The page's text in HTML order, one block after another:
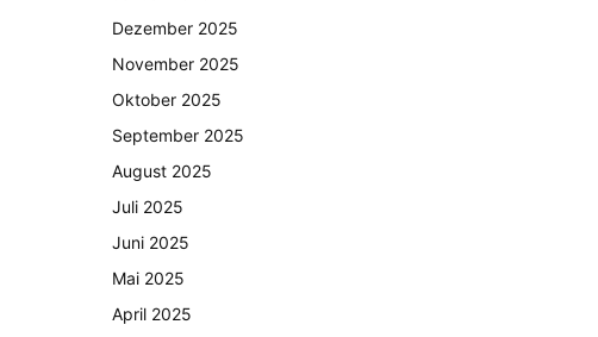
Dezember 2025
November 2025
Oktober 2025
September 2025
August 2025
Juli 2025
Juni 2025
Mai 2025
April 2025